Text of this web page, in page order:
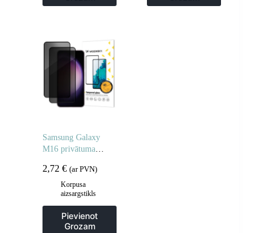
Samsung Galaxy
M16 privātuma
2,72 € (ar PVN)
Korpusa
aizsargstikls
Pievienot
Grozam